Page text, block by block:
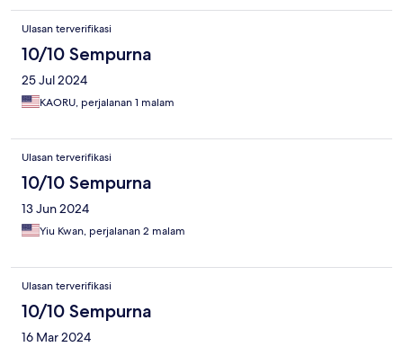
Ulasan terverifikasi
10/10 Sempurna
25 Jul 2024
KAORU, perjalanan 1 malam
Ulasan terverifikasi
10/10 Sempurna
13 Jun 2024
Yiu Kwan, perjalanan 2 malam
Ulasan terverifikasi
10/10 Sempurna
16 Mar 2024